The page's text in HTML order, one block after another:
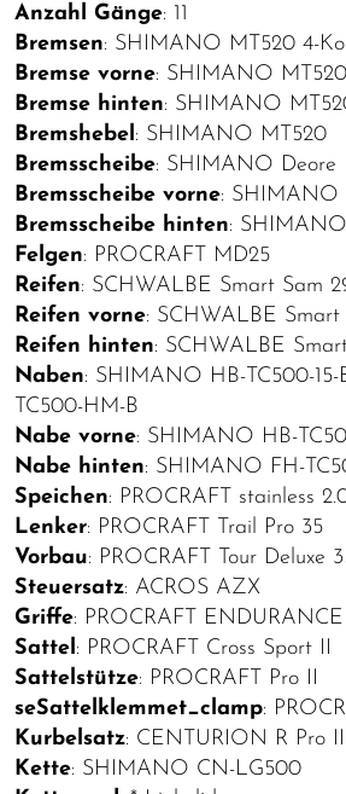
Anzahl Gänge: 11
Bremsen: SHIMANO MT520 4-
Bremse vorne: SHIMANO
Bremse hinten: SHIMANO
Bremshebel : SHIMANO MT520
Bremsscheibe: SHIMANO Deore
Bremsscheibe vorne: SHIMANO
Bremsscheibe hinten:
Felgen: PROCRAFT MD25
Reifen: SCHWALBE Smart Sam
Reifen vorne: SCHWALBE Smart
Reifen hinten: SCHWALBE
Naben: SHIMANO HB-TC500-
TC500-HM-B
Nabe vorne: SHIMANO HB-
Nabe hinten: SHIMANO FH-
Speichen: PROCRAFT stainless
Lenker: PROCRAFT Trail Pro 35
Vorbau: PROCRAFT Tour Deluxe
Steuersatz: ACROS AZX
Griffe: PROCRAFT
Sattel : PROCRAFT Cross Sport II
Sattelstütze: PROCRAFT Pro II
seSattelklemmet_clamp:
Kurbelsatz: CENTURION R Pro
Kette: SHIMANO CN-LG500